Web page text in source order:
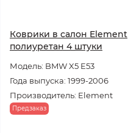
Коврики в салон Element
полиуретан 4 штуки
Модель: BMW X5 E53
Года выпуска: 1999-2006
Производитель: Element
Предзаказ